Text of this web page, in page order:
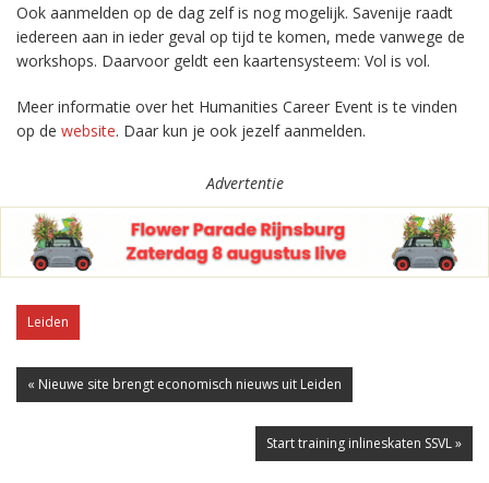
Ook aanmelden op de dag zelf is nog mogelijk. Savenije raadt
iedereen aan in ieder geval op tijd te komen, mede vanwege de
workshops. Daarvoor geldt een kaartensysteem: Vol is vol.
Meer informatie over het Humanities Career Event is te vinden
op de website. Daar kun je ook jezelf aanmelden.
Advertentie
Leiden
« Nieuwe site brengt economisch nieuws uit Leiden
Start training inlineskaten SSVL »